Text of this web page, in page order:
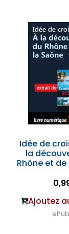
Idée de
la
Rhône et
Ajoutez
ePub